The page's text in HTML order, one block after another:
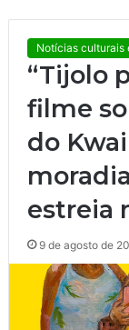
Notícias culturais
“Tijolo
filme
do
estreia
9 de agosto de